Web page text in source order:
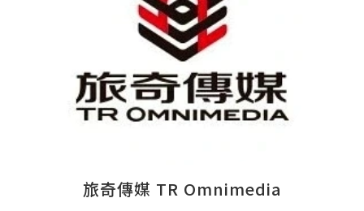
旅奇傳媒 TR Omnimedia